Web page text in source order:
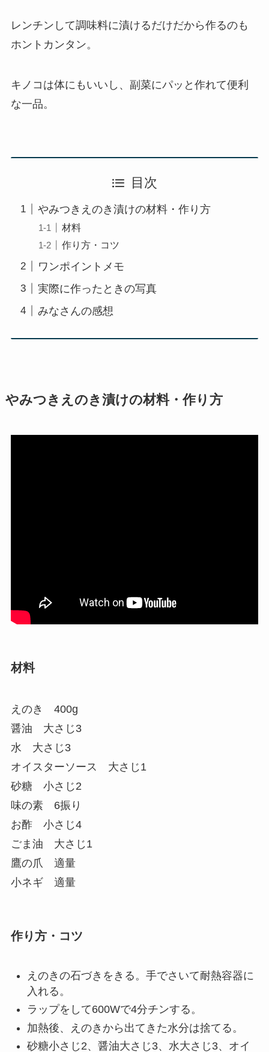
レンチンして調味料に漬けるだけだから作るのも
ホントカンタン。
キノコは体にもいいし、副菜にパッと作れて便利
な一品。
目次
やみつきえのき漬けの材料・作り方
材料
作り方・コツ
ワンポイントメモ
実際に作ったときの写真
みなさんの感想
やみつきえのき漬けの材料・作り方
材料
えのき 400g
醤油 大さじ3
水 大さじ3
オイスターソース 大さじ1
砂糖 小さじ2
味の素 6振り
お酢 小さじ4
ごま油 大さじ1
鷹の爪 適量
小ネギ 適量
作り方・コツ
えのきの石づきをきる。手でさいて耐熱容器に
入れる。
ラップをして600Wで4分チンする。
加熱後、えのきから出てきた水分は捨てる。
砂糖小さじ2、醤油大さじ3、水大さじ3、オイ